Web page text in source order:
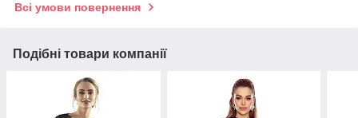
Всі умови повернення
Подібні товари компанії